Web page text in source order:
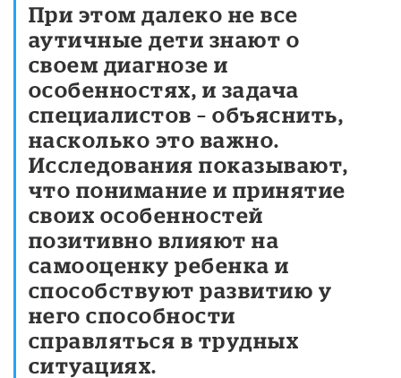
При этом далеко не все
аутичные дети знают о
своем диагнозе и
особенностях, и задача
специалистов – объяснить,
насколько это важно.
Исследования показывают,
что понимание и принятие
своих особенностей
позитивно влияют на
самооценку ребенка и
способствуют развитию у
него способности
справляться в трудных
ситуациях.